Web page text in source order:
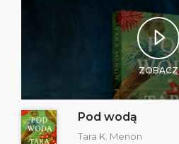
ZOBACZ
Pod wodą
Tara K. Menon